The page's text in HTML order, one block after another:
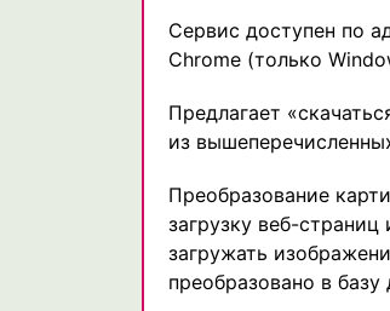
Сервис доступен по
Chrome (только
Предлагает
из
Преобразование
загрузку веб-
загружать
преобразовано в